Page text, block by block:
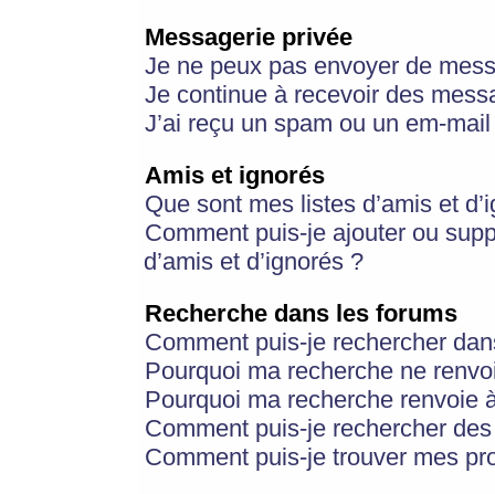
Messagerie privée
Je ne peux pas envoyer de
Je continue à recevoir des
J’ai reçu un spam ou un em-
Amis et ignorés
Que sont mes listes d’amis et
Comment puis-je ajouter ou
d’amis et d’ignorés ?
Recherche dans les forums
Comment puis-je rechercher
Pourquoi ma recherche ne
Pourquoi ma recherche renvoie
Comment puis-je rechercher
Comment puis-je trouver mes